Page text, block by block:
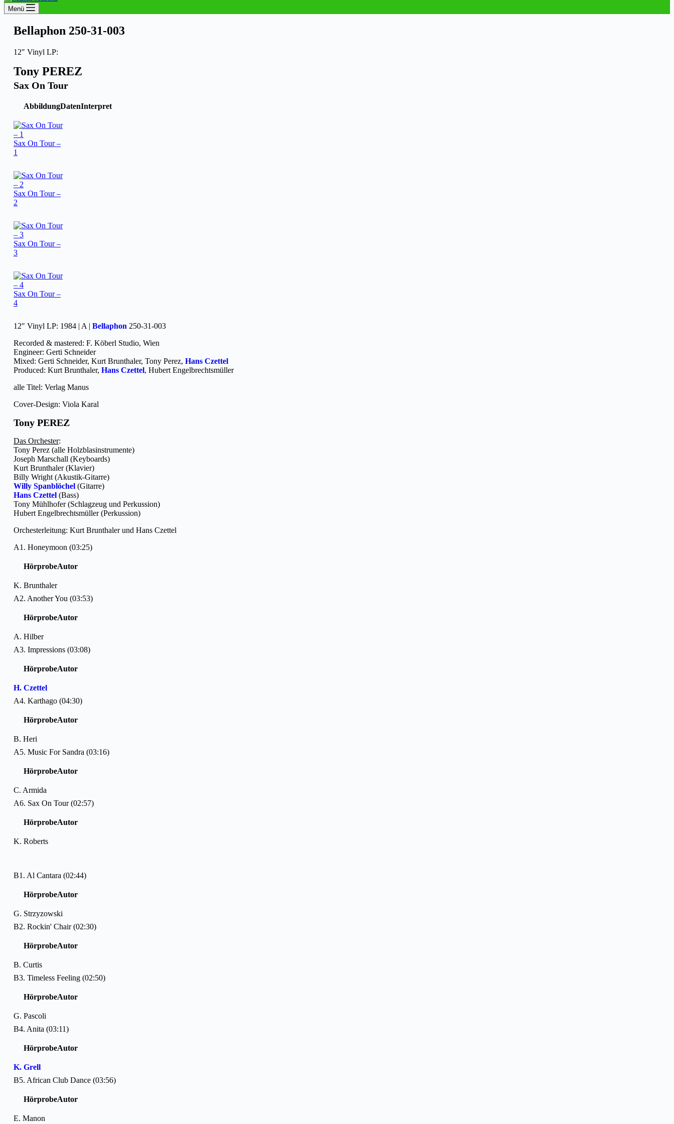
Menü
Bellaphon 250-31-003
12″ Vinyl LP:
Tony PEREZ
Sax On Tour
AbbildungDatenInterpret
Sax On Tour –
1
Sax On Tour –
2
Sax On Tour –
3
Sax On Tour –
4
12″ Vinyl LP: 1984 | A | Bellaphon 250-31-003
Recorded & mastered: F. Köberl Studio, Wien
Engineer: Gerti Schneider
Mixed: Gerti Schneider, Kurt Brunthaler, Tony Perez, Hans Czettel
Produced: Kurt Brunthaler, Hans Czettel, Hubert Engelbrechtsmüller
alle Titel: Verlag Manus
Cover-Design: Viola Karal
Tony PEREZ
Das Orchester:
Tony Perez (alle Holzblasinstrumente)
Joseph Marschall (Keyboards)
Kurt Brunthaler (Klavier)
Billy Wright (Akustik-Gitarre)
Willy Spanblöchel (Gitarre)
Hans Czettel (Bass)
Tony Mühlhofer (Schlagzeug und Perkussion)
Hubert Engelbrechtsmüller (Perkussion)
Orchesterleitung: Kurt Brunthaler und Hans Czettel
A1. Honeymoon (03:25)
HörprobeAutor
K. Brunthaler
A2. Another You (03:53)
HörprobeAutor
A. Hilber
A3. Impressions (03:08)
HörprobeAutor
H. Czettel
A4. Karthago (04:30)
HörprobeAutor
B. Heri
A5. Music For Sandra (03:16)
HörprobeAutor
C. Armida
A6. Sax On Tour (02:57)
HörprobeAutor
K. Roberts
B1. Al Cantara (02:44)
HörprobeAutor
G. Strzyzowski
B2. Rockin' Chair (02:30)
HörprobeAutor
B. Curtis
B3. Timeless Feeling (02:50)
HörprobeAutor
G. Pascoli
B4. Anita (03:11)
HörprobeAutor
K. Grell
B5. African Club Dance (03:56)
HörprobeAutor
E. Manon